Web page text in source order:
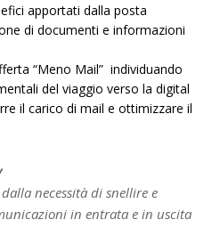
apportati dalla posta
di documenti e informazioni
“Meno Mail” individuando
del viaggio verso la digital
il carico di mail e ottimizzare il
necessità di snellire e
in entrata e in uscita